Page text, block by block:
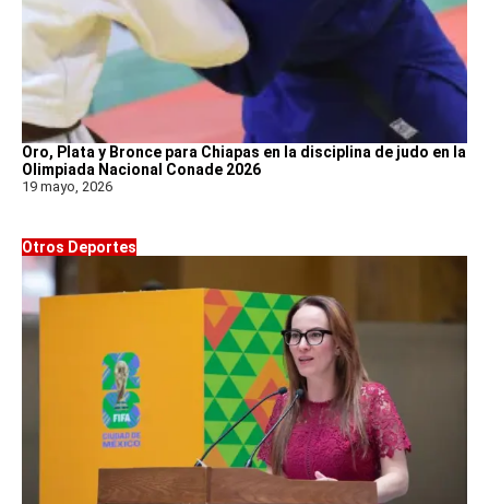
Oro, Plata y Bronce para Chiapas en la disciplina de judo en la
Olimpiada Nacional Conade 2026
19 mayo, 2026
Otros Deportes